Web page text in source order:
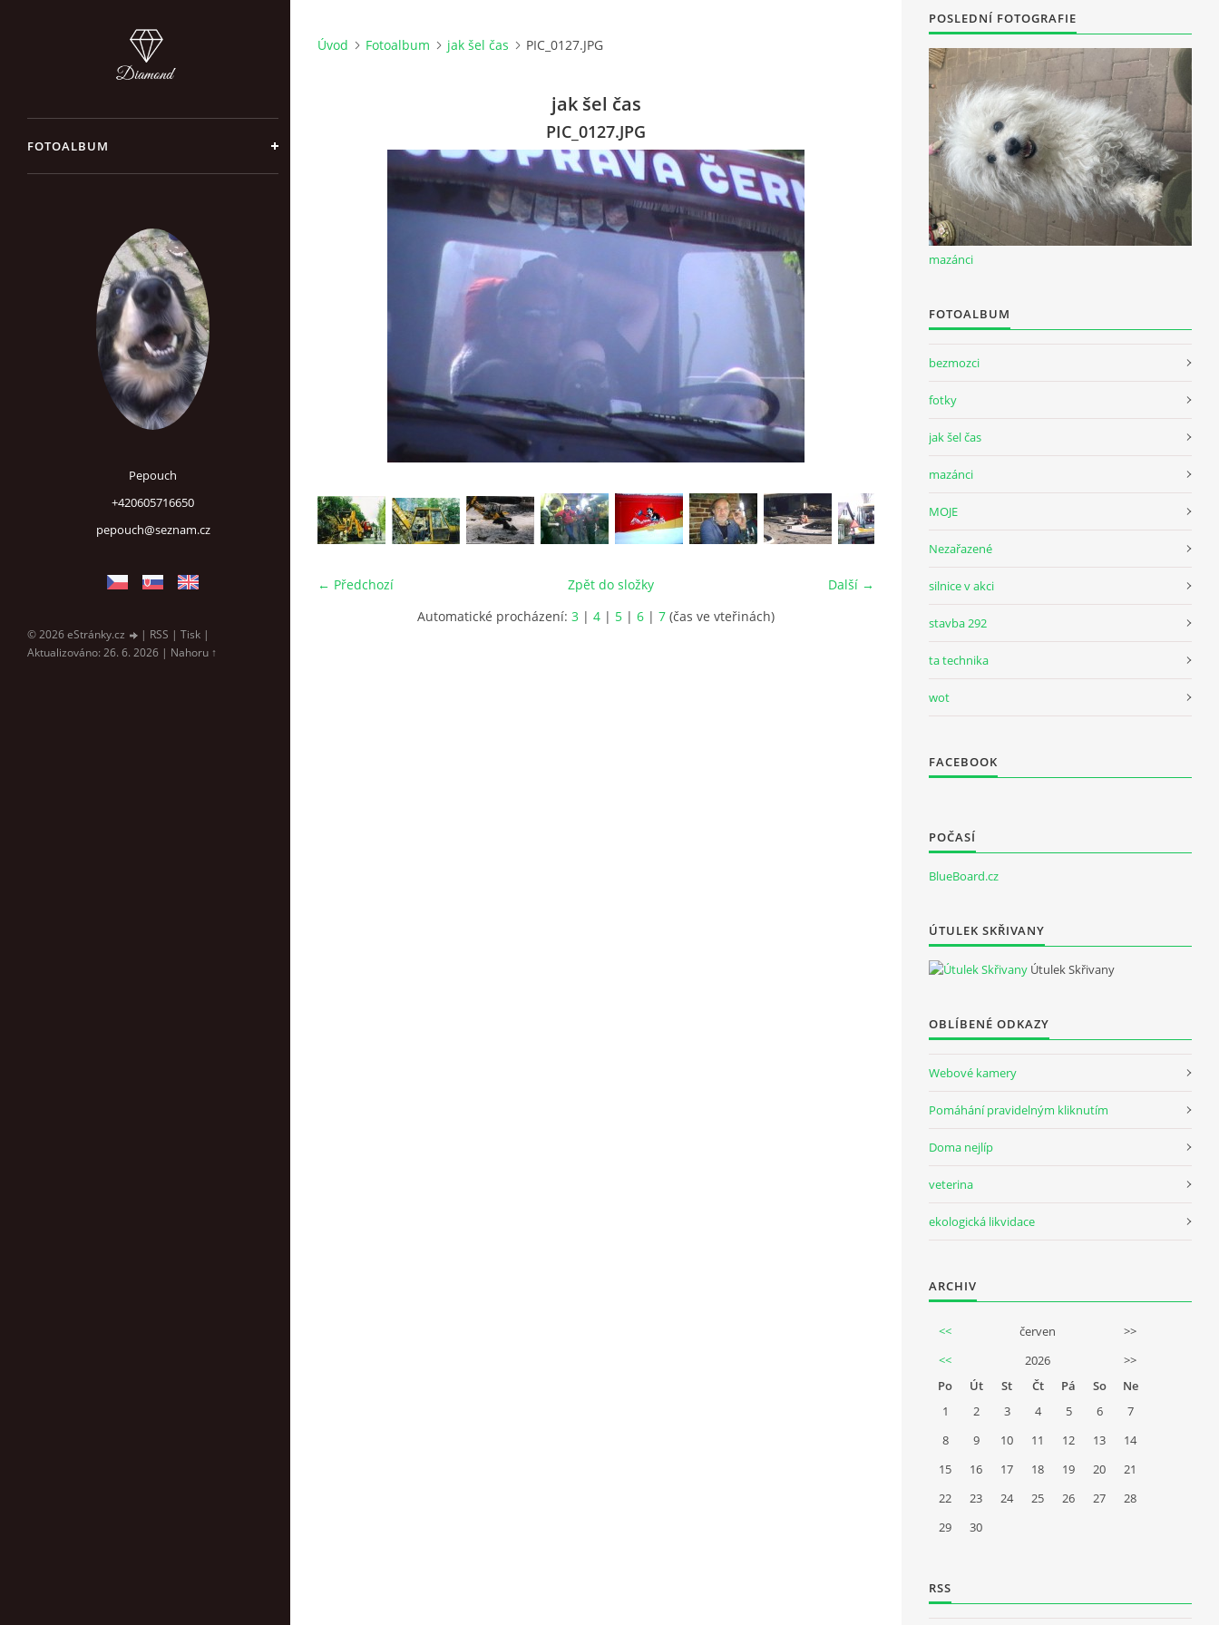
FOTOALBUM
Pepouch
+420605716650
pepouch@seznam.cz
© 2026 eStránky.cz | RSS | Tisk |
Aktualizováno: 26. 6. 2026 | Nahoru ↑
Úvod Fotoalbum jak šel čas PIC_0127.JPG
jak šel čas
PIC_0127.JPG
← Předchozí Další →
Zpět do složky
Automatické procházení: 3 | 4 | 5 | 6 | 7 (čas ve vteřinách)
POSLEDNÍ FOTOGRAFIE
mazánci
FOTOALBUM
bezmozci
fotky
jak šel čas
mazánci
MOJE
Nezařazené
silnice v akci
stavba 292
ta technika
wot
FACEBOOK
POČASÍ
BlueBoard.cz
ÚTULEK SKŘIVANY
Útulek Skřivany
OBLÍBENÉ ODKAZY
Webové kamery
Pomáhání pravidelným kliknutím
Doma nejlíp
veterina
ekologická likvidace
ARCHIV
<< červen
>>
<<
2026
>>
Po
Út St Čt Pá So
Ne
1
2 3 4 5 6
7
8
9 10 11 12 13
14
15
16 17 18 19 20
21
22
23 24 25 26 27
28
29
30
RSS